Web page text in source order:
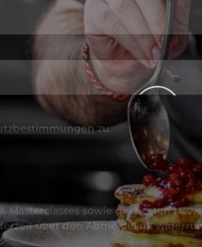
zu.
Masterclasses sowie die besten
über den Abmeldelink